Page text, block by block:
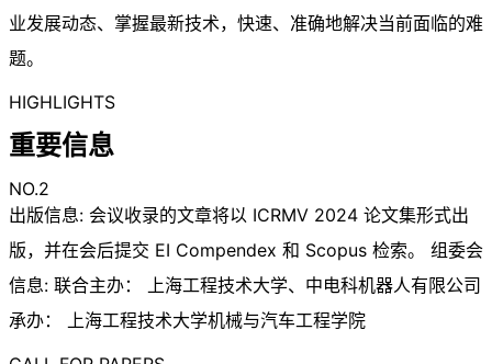
业发展动态、掌握最新技术，快速、准确地解决当前面临的难
题。
HIGHLIGHTS
重要信息
NO.2
出版信息: 会议收录的文章将以 ICRMV 2024 论文集形式出
版，并在会后提交 EI Compendex 和 Scopus 检索。 组委会
信息: 联合主办： 上海工程技术大学、中电科机器人有限公司
承办： 上海工程技术大学机械与汽车工程学院